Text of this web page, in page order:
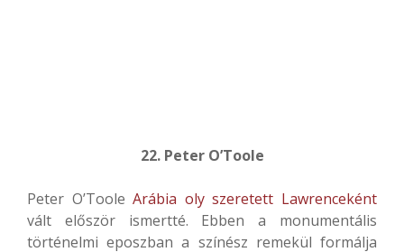
22. Peter O’Toole
Peter O’TooleArábia oly szeretett Lawrenceként
vált először ismertté. Ebben a monumentális
történelmi eposzban a színész remekül formálja